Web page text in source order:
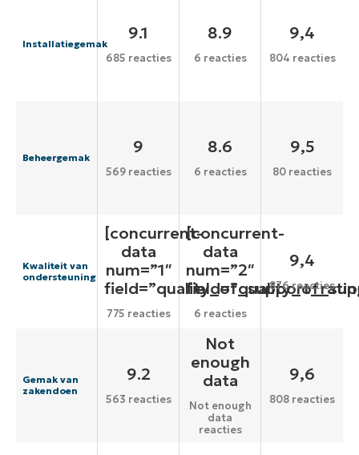
Installatiegemak
9.1
685 reacties
8.9
6 reacties
9,4
804 reacties
Beheergemak
9
569 reacties
8.6
6 reacties
9,5
80 reacties
Kwaliteit van
ondersteuning
[concurrent-
data
num=”1″
775 reacties
[concurrent-
data
num=”2″
6 reacties
9,4
876 reacties
Gemak van
zakendoen
9.2
563 reacties
Not
enough
data
Not enough
data
reacties
9,6
808 reacties